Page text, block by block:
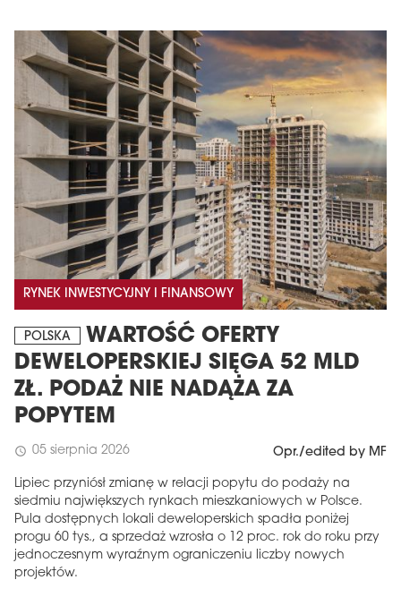
RYNEK INWESTYCYJNY I FINANSOWY
POLSKA
WARTOŚĆ OFERTY
DEWELOPERSKIEJ SIĘGA 52 MLD
ZŁ. PODAŻ NIE NADĄŻA ZA
POPYTEM
schedule 05 sierpnia 2026 Opr./edited by MF
Lipiec przyniósł zmianę w relacji popytu do podaży na
siedmiu największych rynkach mieszkaniowych w Polsce.
Pula dostępnych lokali deweloperskich spadła poniżej
progu 60 tys., a sprzedaż wzrosła o 12 proc. rok do roku przy
jednoczesnym wyraźnym ograniczeniu liczby nowych
projektów.